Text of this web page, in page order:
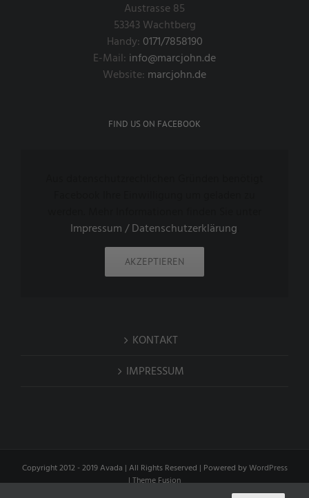
Austrasse 85
53343 Wachtberg
Handy: 0171/7858190
E-Mail: info@marcjohn.de
Website: marcjohn.de
FIND US ON FACEBOOK
Impressum / Datenschutzerklärung
AKZEPTIEREN
KONTAKT
IMPRESSUM
Copyright 2012 - 2019 Avada | All Rights Reserved | Powered byWordPress
|Theme Fusion